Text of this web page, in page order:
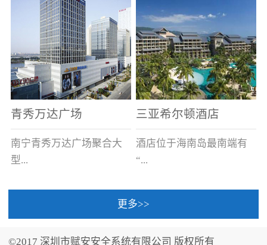
青秀万达广场
南宁青秀万达广场聚合大
型...
三亚希尔顿酒店
酒店位于海南岛最南端有
“...
中国的海岛天堂”之美称的
更多>>
©2017 深圳市赋安安全系统有限公司 版权所有